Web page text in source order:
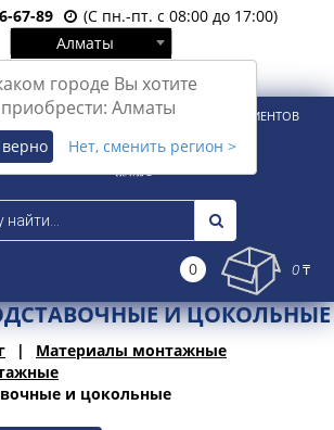
67-89
(С пн.-пт. с 08:00 до 17:00)
Алматы
городе Вы хотите
приобрести: Алматы
Нет, сменить регион >
Вход Регистрация
ДЛЯ РОЗНИЧНЫХ И КОРПОРАТИВНЫХ КЛИЕНТОВ
0 0 ₸
И ЦОКОЛЬНЫЕ
Материалы монтажные
и цокольные